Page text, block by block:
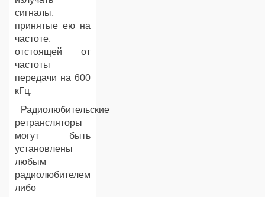
сигналы,
принятые ею на
частоте,
отстоящей от
частоты
передачи на 600
кГц.
Радиолюбительские
ретрансляторы
могут быть
установлены
любым
радиолюбителем
либо